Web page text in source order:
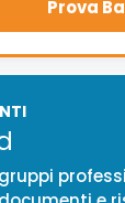
Prova